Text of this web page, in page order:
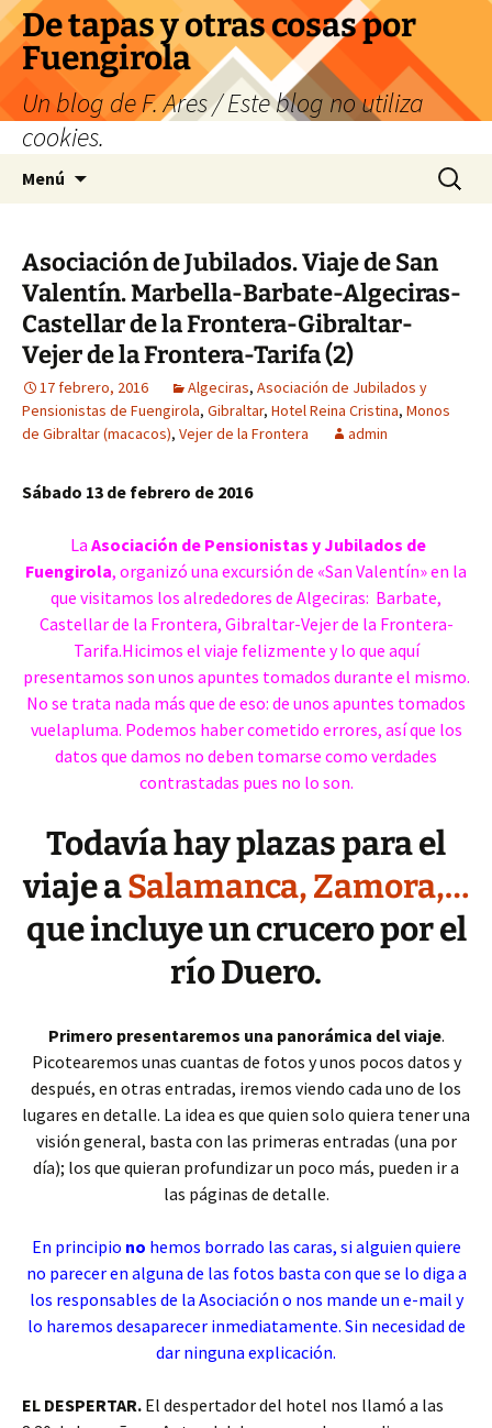
Saltar
al
contenido
De tapas y otras cosas por
Fuengirola
Un blog de F. Ares / Este blog no utiliza
cookies.
Menú Buscar:
Asociación de Jubilados. Viaje de San
Valentín. Marbella-Barbate-Algeciras-
Castellar de la Frontera-Gibraltar-
Vejer de la Frontera-Tarifa (2)
17 febrero, 2016 Algeciras, Asociación de Jubilados y
Pensionistas de Fuengirola, Gibraltar, Hotel Reina Cristina, Monos
de Gibraltar (macacos), Vejer de la Frontera admin
Sábado 13 de febrero de 2016
La Asociación de Pensionistas y Jubilados de
Fuengirola, organizó una excursión de «San Valentín» en la
que visitamos los alrededores de Algeciras: Barbate,
Castellar de la Frontera, Gibraltar-Vejer de la Frontera-
Tarifa.Hicimos el viaje felizmente y lo que aquí
presentamos son unos apuntes tomados durante el mismo.
No se trata nada más que de eso: de unos apuntes tomados
vuelapluma. Podemos haber cometido errores, así que los
datos que damos no deben tomarse como verdades
contrastadas pues no lo son.
Todavía hay plazas para el
viaje aSalamanca, Zamora,…
que incluye un crucero por el
río Duero.
Primero presentaremos una panorámica del viaje.
Picotearemos unas cuantas de fotos y unos pocos datos y
después, en otras entradas, iremos viendo cada uno de los
lugares en detalle. La idea es que quien solo quiera tener una
visión general, basta con las primeras entradas (una por
día); los que quieran profundizar un poco más, pueden ir a
las páginas de detalle.
En principio no hemos borrado las caras, si alguien quiere
no parecer en alguna de las fotos basta con que se lo diga a
los responsables de la Asociación o nos mande un e-mail y
lo haremos desaparecer inmediatamente. Sin necesidad de
dar ninguna explicación.
EL DESPERTAR. El despertador del hotel nos llamó a las